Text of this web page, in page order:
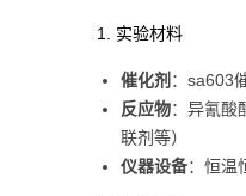
1. 实验材料
催化剂 ：sa603
反应物：异氰酸
联剂等）
仪器设备：恒温